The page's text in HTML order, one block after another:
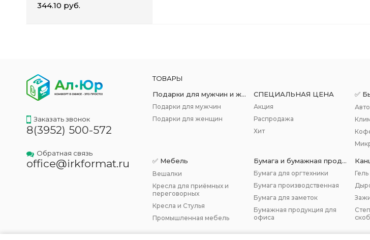
344.10 руб.
Заказать звонок
8(3952) 500-572
Обратная связь
office@irkformat.ru
ТОВАРЫ
Подарки для мужчин и женщин
Подарки для мужчин
Подарки для женщин
СПЕЦИАЛЬНАЯ ЦЕНА
Акция
Распродажа
Хит
✅
✅ Мебель
Вешалки
Кресла для приёмных и
переговорных
Кресла и Стулья
Промышленная мебель
Бумага и бумажная продукция
Бумага для оргтехники
Бумага производственная
Бумага для заметок
Бумажная продукция для
офиса